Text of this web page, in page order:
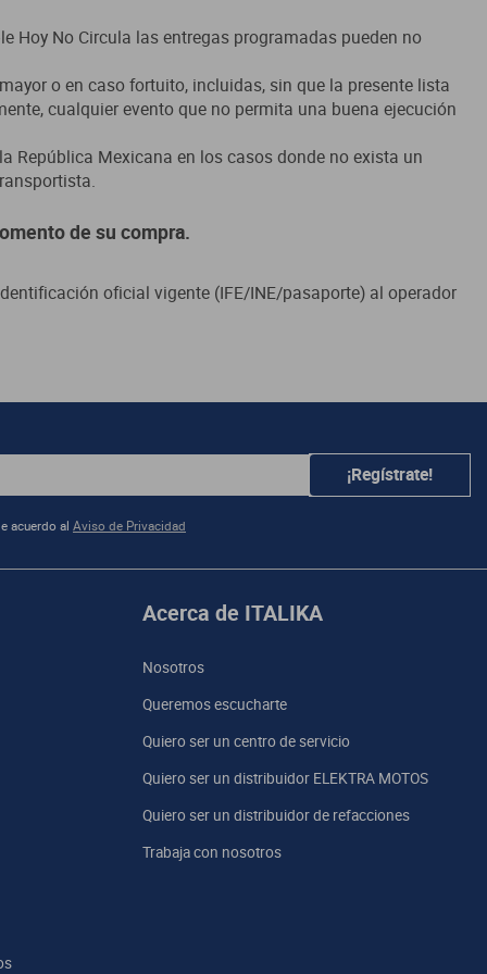
¡Regístrate!
acuerdo al Aviso de Privacidad
Acerca de ITALIKA
Nosotros
Queremos escucharte
Quiero ser un centro de servicio
Quiero ser un distribuidor ELEKTRA MOTOS
Quiero ser un distribuidor de refacciones
Trabaja con nosotros